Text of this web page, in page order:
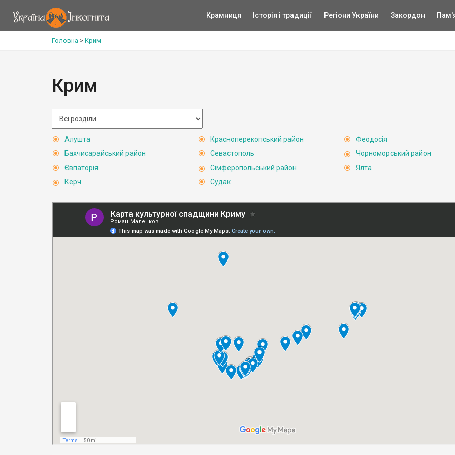
Крамниця Історія і традиції Регіони України Закордон
Головна > Крим
Крим
Алушта
Бахчисарайський район
Євпаторія
Керч
Красноперекопський район
Севастополь
Сімферопольський район
Судак
Феодосія
Чорноморський район
Ялта